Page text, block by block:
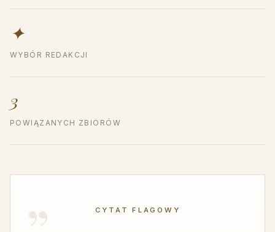
✦
WYBÓR REDAKCJI
3
POWIĄZANYCH ZBIORÓW
CYTAT FLAGOWY